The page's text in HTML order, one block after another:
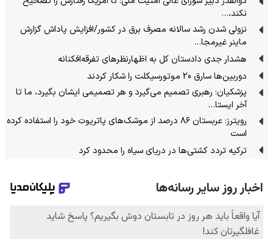
نکند،…
نزولی شدن رشد سالانه مصرف برق در کشور/افزایش پاداش گزارش
ماینر غیرمجا…
هشدار جدی دادستان کل به اظهارنظرهای تفرقه‌افکنانه
دوربین‌ها سارق 20 موتورسیکلت را شکار کردند
پزشکیان: رهبری تصمیم می‌گیرد و هر تصمیمی ایشان بگیرد، ما تا
آخر ایستا…
رویترز: عربستان ۸۶ درصد از موشک‌های پاتریوت خود را استفاده کرده
است
ترکیه تردد کشتی‌ها در دریای سیاه را محدود کرد